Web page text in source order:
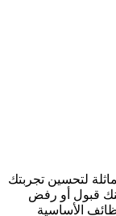
لتحسين تجربتك
قبول أو رفض
الأساسية